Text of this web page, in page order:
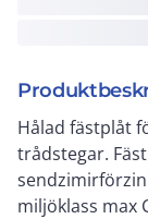
Hålad fästplåt
trådstegar.
miljöklass max